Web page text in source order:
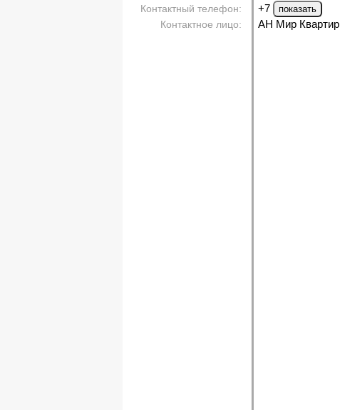
Контактный телефон: +7
Контактное лицо: АН Мир Квартир